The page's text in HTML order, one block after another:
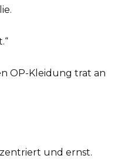
OP-Kleidung trat an
und ernst.